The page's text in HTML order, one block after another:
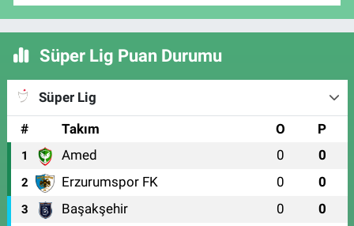
Süper Lig Puan Durumu
Süper Lig
#
Takım O P
1 Amed 0 0
2 Erzurumspor FK 0 0
3 Başakşehir 0 0